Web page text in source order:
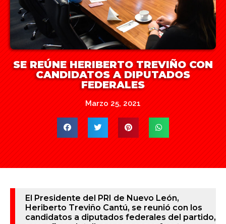
SE REÚNE HERIBERTO TREVIÑO CON
CANDIDATOS A DIPUTADOS
FEDERALES
Marzo 25, 2021
El Presidente del PRI de Nuevo León,
Heriberto Treviño Cantú, se reunió con los
candidatos a diputados federales del partido,